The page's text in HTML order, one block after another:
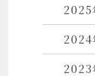
2025
2024
2023